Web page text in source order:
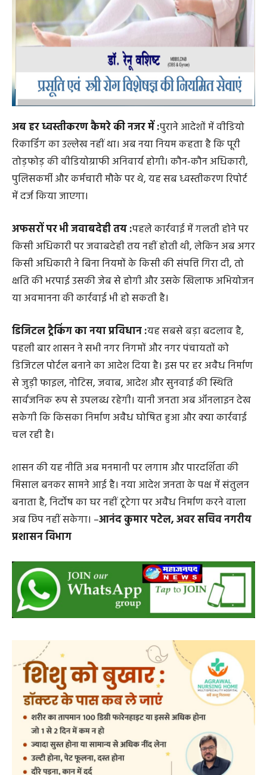
अब हर ध्वस्तीकरण कैमरे की नजर में :पुराने आदेशों में वीडियो
रिकार्डिंग का उल्लेख नहीं था। अब नया नियम कहता है कि पूरी
तोड़फोड़ की वीडियोग्राफी अनिवार्य होगी। कौन-कौन अधिकारी,
पुलिसकर्मी और कर्मचारी मौके पर थे, यह सब ध्वस्तीकरण रिपोर्ट
में दर्ज किया जाएगा।
अफसरों पर भी जवाबदेही तय :पहले कार्रवाई में गलती होने पर
किसी अधिकारी पर जवाबदेही तय नहीं होती थी, लेकिन अब अगर
किसी अधिकारी ने बिना नियमों के किसी की संपत्ति गिरा दी, तो
क्षति की भरपाई उसकी जेब से होगी और उसके खिलाफ अभियोजन
या अवमानना की कार्रवाई भी हो सकती है।
डिजिटल ट्रैकिंग का नया प्रविधान :यह सबसे बड़ा बदलाव है,
पहली बार शासन ने सभी नगर निगमों और नगर पंचायतों को
डिजिटल पोर्टल बनाने का आदेश दिया है। इस पर हर अवैध निर्माण
से जुड़ी फाइल, नोटिस, जवाब, आदेश और सुनवाई की स्थिति
सार्वजनिक रूप से उपलब्ध रहेगी। यानी जनता अब ऑनलाइन देख
सकेगी कि किसका निर्माण अवैध घोषित हुआ और क्या कार्रवाई
चल रही है।
शासन की यह नीति अब मनमानी पर लगाम और पारदर्शिता की
मिसाल बनकर सामने आई है। नया आदेश जनता के पक्ष में संतुलन
बनाता है, निर्दोष का घर नहीं टूटेगा पर अवैध निर्माण करने वाला
अब छिप नहीं सकेगा। –आनंद कुमार पटेल, अवर सचिव नगरीय
प्रशासन विभाग